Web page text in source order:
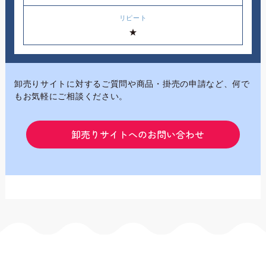
★
卸売りサイトに対するご質問や商品・掛売の申請など、何で
もお気軽にご相談ください。
卸売りサイトへのお問い合わせ